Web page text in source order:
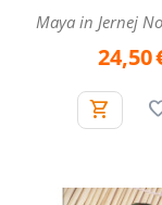
Maya in Jernej
24,50